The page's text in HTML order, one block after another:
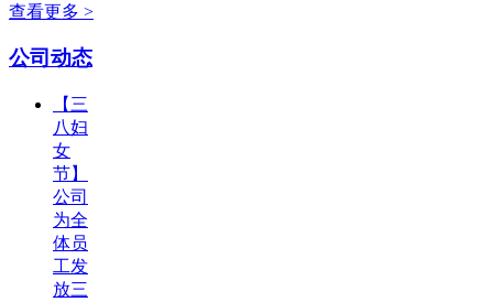
查看更多 >
公司动态
【三
八妇
女
节】
公司
为全
体员
工发
放三